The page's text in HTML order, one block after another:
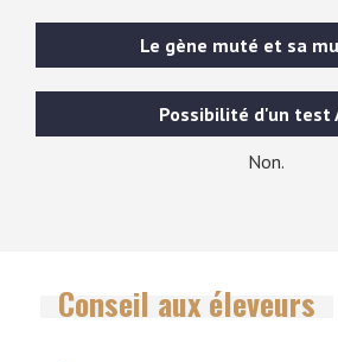
Le gène muté et sa
Possibilité d'un test
Non.
Conseil aux éleveurs